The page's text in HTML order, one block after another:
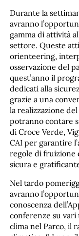
Durante la
avranno
gamma di attività
settore. Queste
orienteering,
osservazione del
quest’anno il
dedicati alla
grazie a una
la realizzazione del
potranno contare
di Croce Verde,
CAI per garantire
regole di fruizione
sicura e
Nel tardo
avranno
conoscenza
conferenze su vari
clima nel Parco, il